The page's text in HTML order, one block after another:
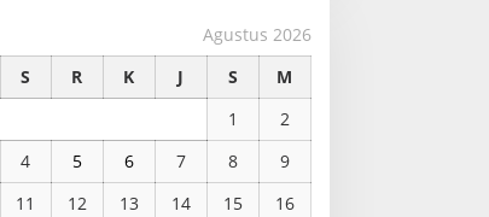
Agustus 2026
S R K J S
M
1
2
4 5 6 7 8
9
11 12 13 14 15
16